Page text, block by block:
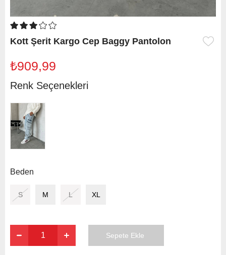
Kott Şerit Kargo Cep Baggy Pantolon
₺909,99
Renk Seçenekleri
Beden
S M L XL